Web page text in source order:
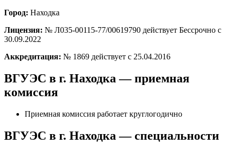
Город: Находка
Лицензия: № Л035-00115-77/00619790 действует Бессрочно с
30.09.2022
Аккредитация: № 1869 действует с 25.04.2016
ВГУЭС в г. Находка — приемная
комиссия
Приемная комиссия работает круглогодично
ВГУЭС в г. Находка — специальности